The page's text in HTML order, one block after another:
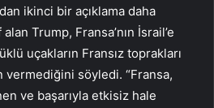
ikinci bir açıklama daha
Trump, Fransa’nın İsrail’e
uçakların Fransız toprakları
vermediğini söyledi. “Fransa,
ve başarıyla etkisiz hale